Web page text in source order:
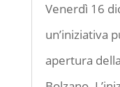
Venerdì 16
un’iniziativa
apertura